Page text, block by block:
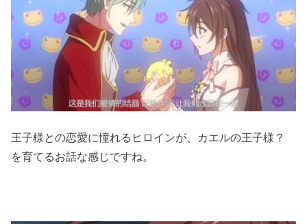
王子様との恋愛に憧れるヒロインが、カエルの王子様？
を育てるお話な感じですね。